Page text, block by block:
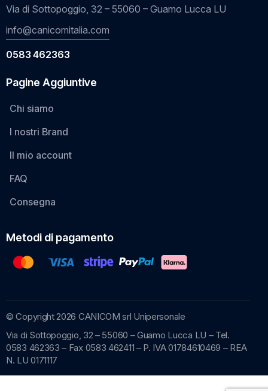
Via di Sottopoggio, 32 – 55060 – Guamo Lucca LU
info@canicomitalia.com
0583 462363
Pagine Aggiuntive
Chi siamo
I nostri Brand
Il mio account
FAQ
Consegna
Metodi di pagamento
© Copyright 2026 CANICOM srl Unipersonale
Via di Sottopoggio, 32 – 55060 – Guamo Lucca LU – Tel.
0583 462363 – Fax 0583 462411 – P. IVA 01784610469 – REA
N. LU 0171117